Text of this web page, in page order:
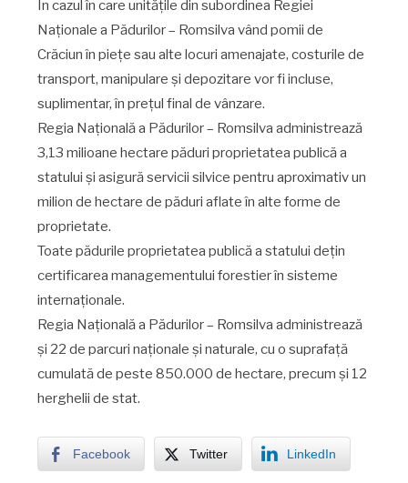
În cazul în care unitățile din subordinea Regiei
Naționale a Pădurilor – Romsilva vând pomii de
Crăciun în piețe sau alte locuri amenajate, costurile de
transport, manipulare și depozitare vor fi incluse,
suplimentar, în prețul final de vânzare.
Regia Națională a Pădurilor – Romsilva administrează
3,13 milioane hectare păduri proprietatea publică a
statului și asigură servicii silvice pentru aproximativ un
milion de hectare de păduri aflate în alte forme de
proprietate.
Toate pădurile proprietatea publică a statului dețin
certificarea managementului forestier în sisteme
internaționale.
Regia Națională a Pădurilor – Romsilva administrează
și 22 de parcuri naționale și naturale, cu o suprafață
cumulată de peste 850.000 de hectare, precum și 12
herghelii de stat.
Facebook Twitter LinkedIn